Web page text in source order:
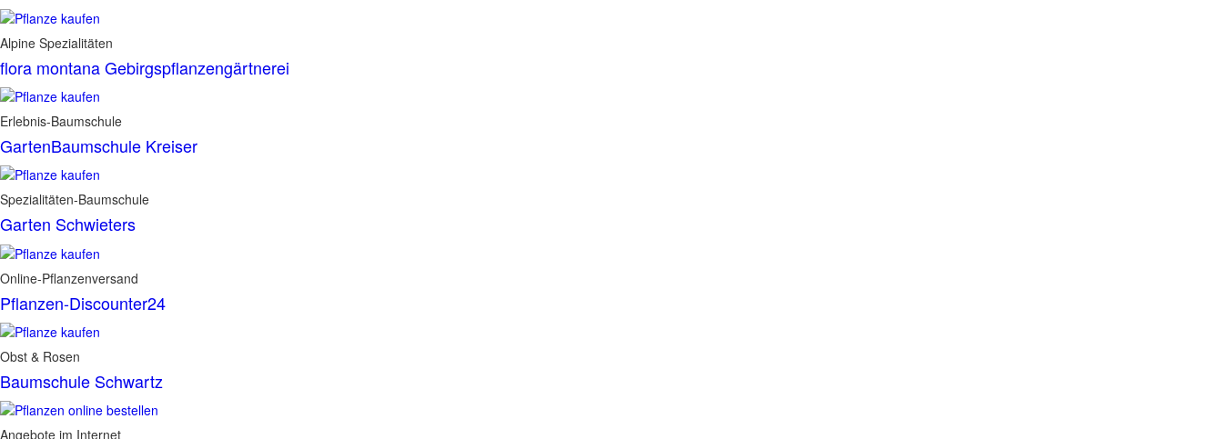
Alpine Spezialitäten
flora montana Gebirgspflanzengärtnerei
Erlebnis-Baumschule
GartenBaumschule Kreiser
Spezialitäten-Baumschule
Garten Schwieters
Online-Pflanzenversand
Pflanzen-Discounter24
Obst & Rosen
Baumschule Schwartz
Angebote im Internet